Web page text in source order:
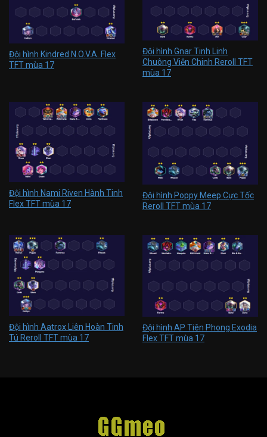
Đội hình Kindred N.O.V.A. Flex
TFT mùa 17
Đội hình Gnar Tinh Linh
Chuông Viễn Chinh Reroll TFT
mùa 17
Đội hình Nami Riven Hành Tinh
Flex TFT mùa 17
Đội hình Poppy Meep Cực Tốc
Reroll TFT mùa 17
Đội hình Aatrox Liên Hoàn Tinh
Tú Reroll TFT mùa 17
Đội hình AP Tiên Phong Exodia
Flex TFT mùa 17